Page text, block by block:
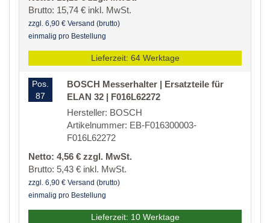
Brutto: 15,74 € inkl. MwSt.
zzgl. 6,90 € Versand (brutto)
einmalig pro Bestellung
Lieferzeit: 64 Werktage
Pos.
87
BOSCH Messerhalter | Ersatzteile für
ELAN 32 | F016L62272
Hersteller: BOSCH
Artikelnummer: EB-F016300003-
F016L62272
Netto: 4,56 € zzgl. MwSt.
Brutto: 5,43 € inkl. MwSt.
zzgl. 6,90 € Versand (brutto)
einmalig pro Bestellung
Lieferzeit: 10 Werktage